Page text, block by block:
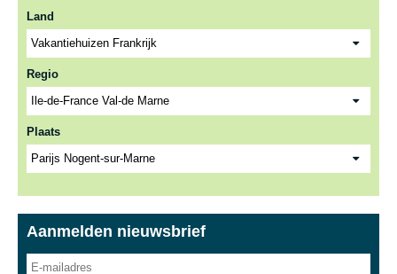
Land
Regio
Plaats
Aanmelden nieuwsbrief